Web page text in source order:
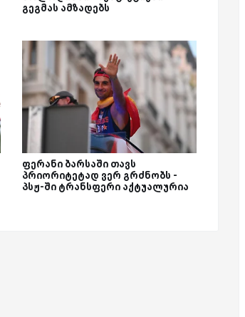
გეგმას ამზადებს
ფერანი ბარსაში თავს
პრიორიტეტად ვერ გრძნობს -
პსჟ-ში ტრანსფერი აქტუალურია